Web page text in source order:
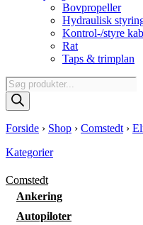
Bovpropeller
Hydraulisk
Kontrol-/styre
Rat
Taps & trimplan
Products
search
Forside › Shop › Comstedt ›
Kategorier
Comstedt
Ankering
Autopiloter